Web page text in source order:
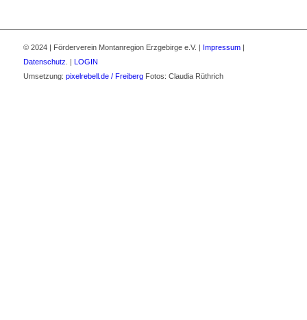
© 2024 | Förderverein Montanregion Erzgebirge e.V. | Impressum|
Datenschutz . | LOGIN
Umsetzung: pixelrebell.de / FreibergFotos: Claudia Rüthrich